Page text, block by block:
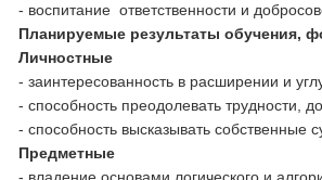
- воспитание ответственности и
Планируемые результаты обучения,
Личностные
- заинтересованность в расширении и
- способность преодолевать трудности,
- способность высказывать собственные
Предметные